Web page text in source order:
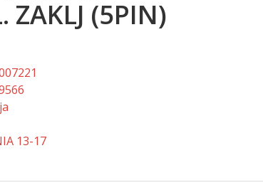
ZAKLJ (5PIN)
13-17